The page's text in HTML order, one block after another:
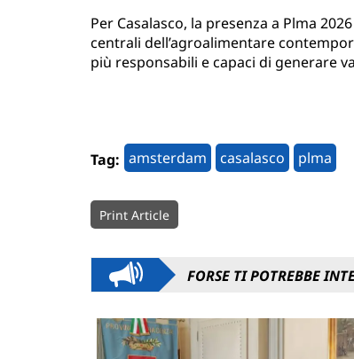
Per Casalasco, la presenza a Plma
centrali dell’agroalimentare
più responsabili e capaci di generare
Tag: amsterdam casalasco plma
Print Article
FORSE TI POTREBBE